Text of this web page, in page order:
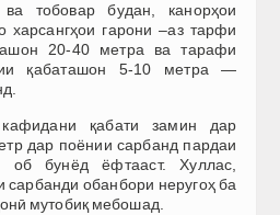
тобовар будан, канорҳои
гарони –аз тарфи
20-40 метра ва тарафи
қабаташон 5-10 метра —
қабати замин дар
дар поёнии сарбанд пардаи
об бунёд ёфтааст. Хуллас,
сарбанди обанбори неругоҳ ба
мутобиқ мебошад.